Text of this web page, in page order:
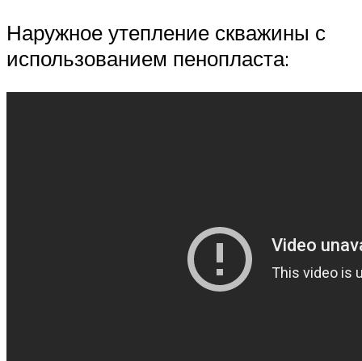
Наружное утепление скважины с
использованием пенопласта: